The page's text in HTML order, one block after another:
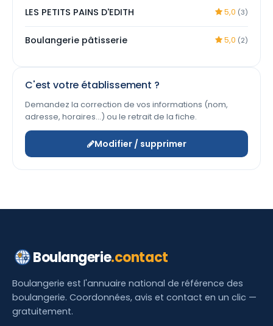
LES PETITS PAINS D'EDITH 5,0 (3)
Boulangerie pâtisserie 5,0 (2)
C'est votre établissement ?
Demandez la correction de vos informations (nom,
adresse, horaires…) ou le retrait de la fiche.
Modifier / supprimer
Boulangerie.contact
Boulangerie est l'annuaire national de référence des
boulangerie. Coordonnées, avis et contact en un clic —
gratuitement.